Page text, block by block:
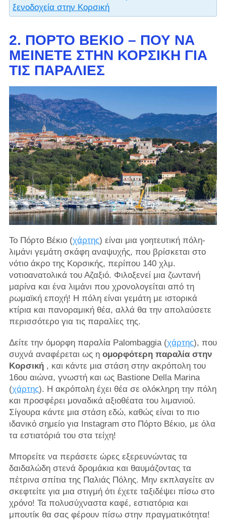
ξενοδοχεία στην Κορσική
2. ΠΌΡΤΟ ΒΈΚΙΟ – ΠΟΎ ΝΑ
ΜΕΊΝΕΤΕ ΣΤΗΝ ΚΟΡΣΙΚΉ ΓΙΑ
ΤΙΣ ΠΑΡΑΛΊΕΣ
Το Πόρτο Βέκιο (χάρτης) είναι μια γοητευτική πόλη-
λιμάνι γεμάτη σκάφη αναψυχής, που βρίσκεται στο
νότιο άκρο της Κορσικής, περίπου 140 χλμ.
νοτιοανατολικά του Αζαξιό. Φιλοξενεί μια ζωντανή
μαρίνα και ένα λιμάνι που χρονολογείται από τη
ρωμαϊκή εποχή! Η πόλη είναι γεμάτη με ιστορικά
κτίρια και πανοραμική θέα, αλλά θα την απολαύσετε
περισσότερο για τις παραλίες της.
Δείτε την όμορφη παραλία Palombaggia (χάρτης), που
συχνά αναφέρεται ως η ομορφότερη παραλία στην
Κορσική, και κάντε μια στάση στην ακρόπολη του
16ου αιώνα, γνωστή και ως Bastione Della Marina
(χάρτης). Η ακρόπολη έχει θέα σε ολόκληρη την πόλη
και προσφέρει μοναδικά αξιοθέατα του λιμανιού.
Σίγουρα κάντε μια στάση εδώ, καθώς είναι το πιο
ιδανικό σημείο για Instagram στο Πόρτο Βέκιο, με όλα
τα εστιατόριά του στα τείχη!
Μπορείτε να περάσετε ώρες εξερευνώντας τα
δαιδαλώδη στενά δρομάκια και θαυμάζοντας τα
πέτρινα σπίτια της Παλιάς Πόλης. Μην εκπλαγείτε αν
σκεφτείτε για μια στιγμή ότι έχετε ταξιδέψει πίσω στο
χρόνο! Τα πολυσύχναστα καφέ, εστιατόρια και
μπουτίκ θα σας φέρουν πίσω στην πραγματικότητα!